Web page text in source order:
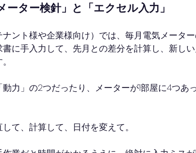
ター検針」と「エクセル入力」
ント様や企業様向け）では、毎月電気メータ
に手入力して、先月との差分を計算し、新し
力」の2つだったり、メーターが1部屋に4つあ
て、計算して、日付を変えて。